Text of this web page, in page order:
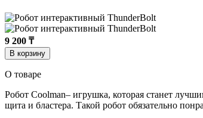
9 200 ₸
В корзину
О товаре
Робот Coolman– игрушка, которая станет
щита и бластера. Такой робот обязательно